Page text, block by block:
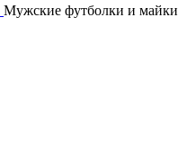
Мужские футболки и майки